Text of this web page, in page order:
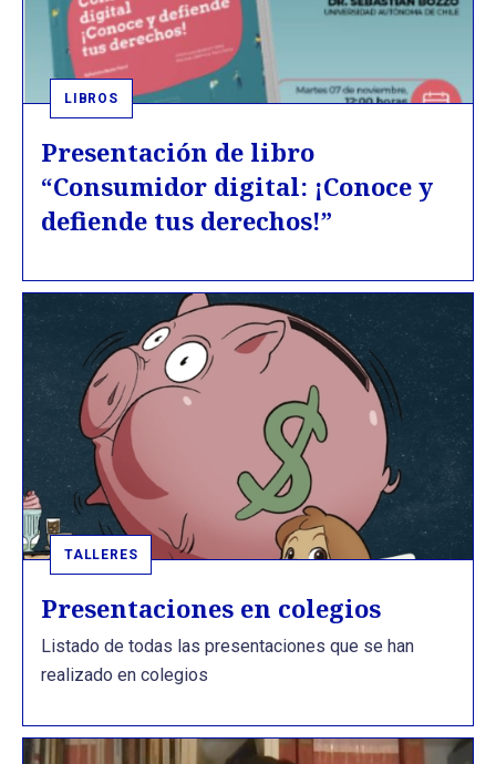
LIBROS
Presentación de libro
“Consumidor digital: ¡Conoce y
defiende tus derechos!”
TALLERES
Presentaciones en colegios
Listado de todas las presentaciones que se han
realizado en colegios